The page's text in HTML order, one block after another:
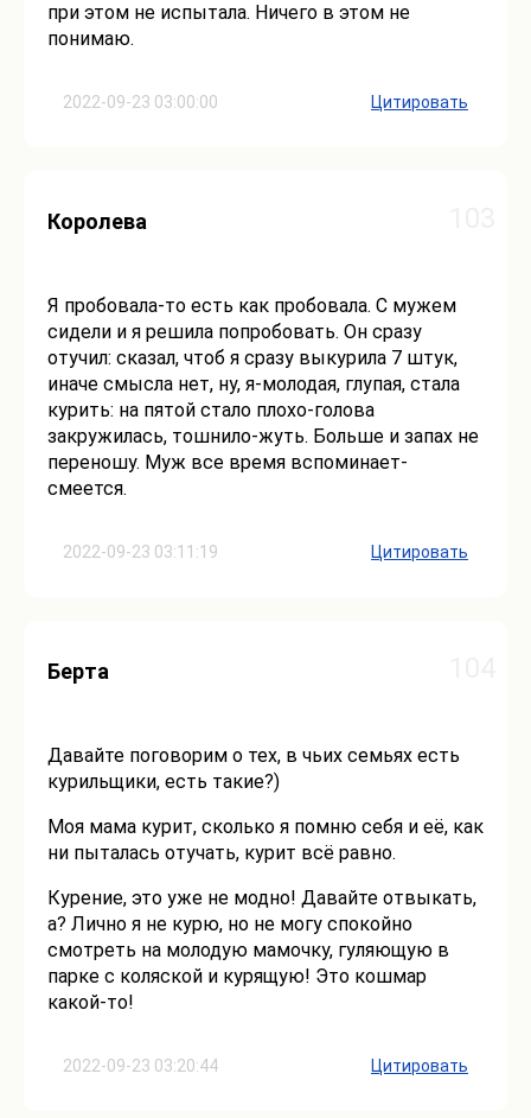
2022-09-23 03:00:00
при этом не испытала. Ничего в этом не
понимаю.
Цитировать
2022-09-23 03:11:19
Королева
Я пробовала-то есть как пробовала. С мужем
сидели и я решила попробовать. Он сразу
отучил: сказал, чтоб я сразу выкурила 7 штук,
иначе смысла нет, ну, я-молодая, глупая, стала
курить: на пятой стало плохо-голова
закружилась, тошнило-жуть. Больше и запах не
переношу. Муж все время вспоминает-
смеется.
Цитировать
2022-09-23 03:20:44
Берта
Давайте поговорим о тех, в чьих семьях есть
курильщики, есть такие?)
Моя мама курит, сколько я помню себя и её, как
ни пыталась отучать, курит всё равно.
Курение, это уже не модно! Давайте отвыкать,
а? Лично я не курю, но не могу спокойно
смотреть на молодую мамочку, гуляющую в
парке с коляской и курящую! Это кошмар
какой-то!
Цитировать